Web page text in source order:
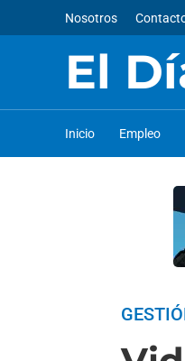
Nosotros
El
Inicio Empleo